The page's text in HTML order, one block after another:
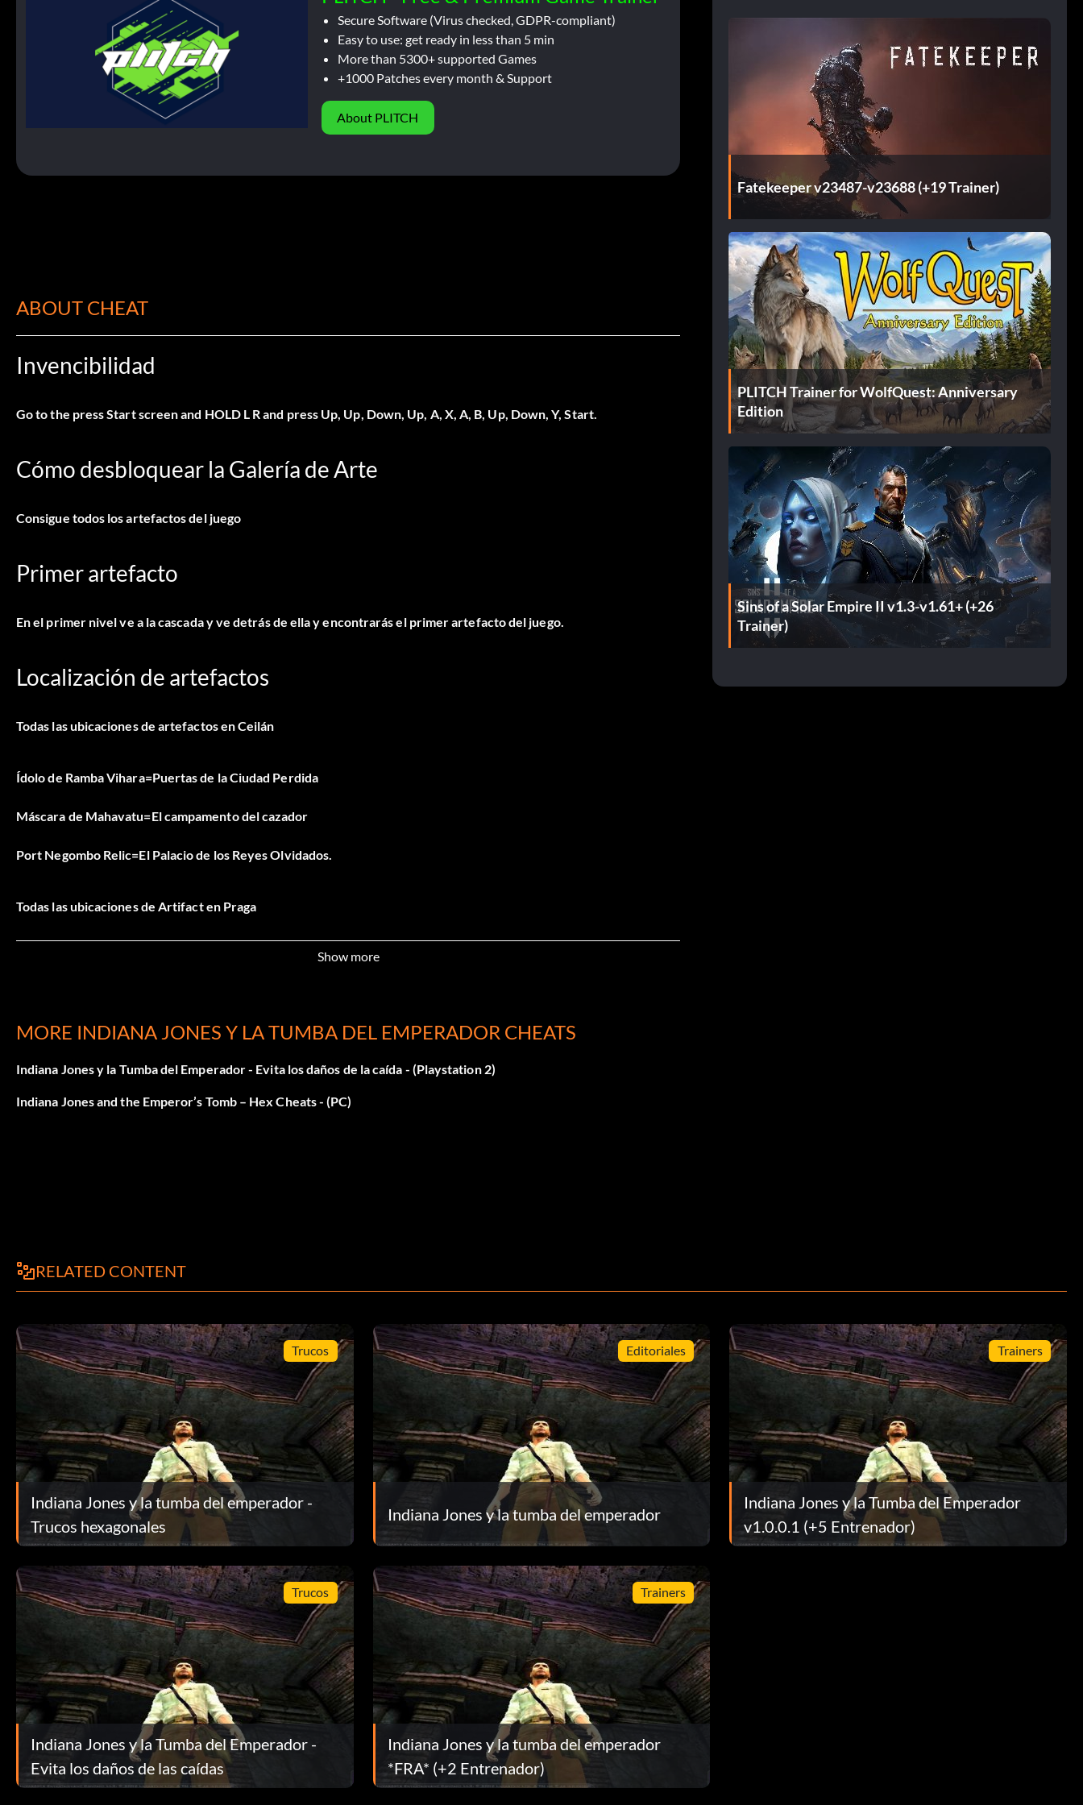
Secure Software (Virus checked, GDPR-compliant)
Easy to use: get ready in less than 5 min
More than 5300+ supported Games
+1000 Patches every month & Support
About PLITCH
ABOUT CHEAT
Invencibilidad
Go to the press Start screen and HOLD L R and press Up, Up, Down, Up, A, X, A, B, Up, Down, Y, Start.
Cómo desbloquear la Galería de Arte
Consigue todos los artefactos del juego
Primer artefacto
En el primer nivel ve a la cascada y ve detrás de ella y encontrarás el primer artefacto del juego.
Localización de artefactos
Todas las ubicaciones de artefactos en Ceilán
Ídolo de Ramba Vihara=Puertas de la Ciudad Perdida
Máscara de Mahavatu=El campamento del cazador
Port Negombo Relic=El Palacio de los Reyes Olvidados.
Todas las ubicaciones de Artifact en Praga
Máscara cisterciense=Torre de Vega
Todas las ubicaciones de Artifact en Hong Kong
Ídolo de Longshan=El Loto Dorado: Parte 2
Placa Qianlong=Las calles de Hong Kong.
Todas las ubicaciones de artefactos en la laguna de Peng Lai
Sancai Plate=El secreto de la laguna de Peng Lai: Parte 2
Sima Qian Shiji=Cruz de Hierro
Tabla de Longjiang=La Base de Submarinos: Parte 2.
Todas las ubicaciones de artefactos en la montaña Peng Lai
Zhao Mo Rhyton=El camino a Peng Lai
Pergamino Gui Jian=La Infiltración
Piedra Changan=La base aérea
Show more
MORE INDIANA JONES Y LA TUMBA DEL EMPERADOR CHEATS
Indiana Jones y la Tumba del Emperador - Evita los daños de la caída - (Playstation 2)
Indiana Jones and the Emperor’s Tomb – Hex Cheats - (PC)
Fatekeeper v23487-v23688 (+19 Trainer)
PLITCH Trainer for WolfQuest: Anniversary
Edition
Sins of a Solar Empire II v1.3-v1.61+ (+26
Trainer)
RELATED CONTENT
Trucos
Indiana Jones y la tumba del emperador -
Trucos hexagonales
Editoriales
Indiana Jones y la tumba del emperador
Trainers
Indiana Jones y la Tumba del Emperador
v1.0.0.1 (+5 Entrenador)
Trucos
Indiana Jones y la Tumba del Emperador -
Evita los daños de las caídas
Trainers
Indiana Jones y la tumba del emperador
*FRA* (+2 Entrenador)